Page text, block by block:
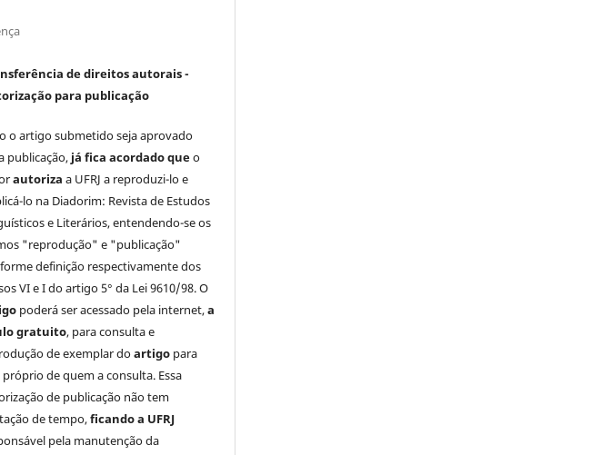
de direitos autorais -
para publicação
o artigo submetido seja aprovado
publicação, já fica acordado queo
autoriza a UFRJ a reproduzi-lo e
lo na Diadorim: Revista de Estudos
e Literários, entendendo-se os
"reprodução" e "publicação"
definição respectivamente dos
VI e I do artigo 5° da Lei 9610/98. O
poderá ser acessado pela internet,a
gratuito, para consulta e
de exemplar doartigo para
próprio de quem a consulta. Essa
de publicação não tem
de tempo,ficando a UFRJ
pela manutenção da